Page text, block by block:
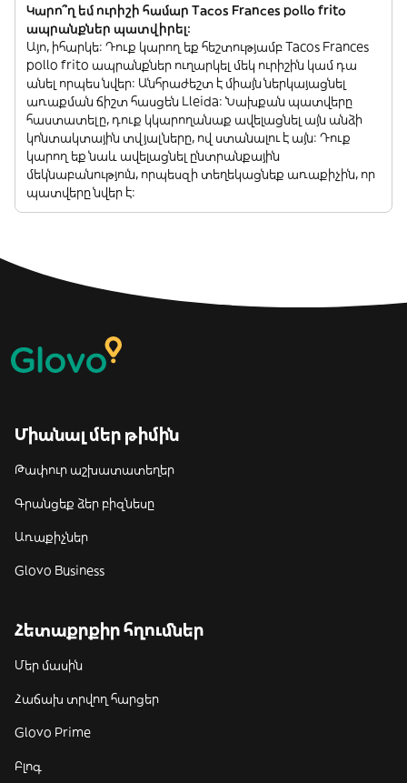
Կարո՞ղ եմ ուրիշի համար Tacos Frances pollo frito
ապրանքներ պատվիրել:
Այո, իհարկե: Դուք կարող եք հեշտությամբ Tacos Frances
pollo frito ապրանքներ ուղարկել մեկ ուրիշին կամ դա
անել որպես նվեր: Անհրաժեշտ է միայն ներկայացնել
առաքման ճիշտ հասցեն Lleida: Նախքան պատվերը
հաստատելը, դուք կկարողանաք ավելացնել այն անձի
կոնտակտային տվյալները, ով ստանալու է այն: Դուք
կարող եք նաև ավելացնել ընտրանքային
մեկնաբանություն, որպեսզի տեղեկացնեք առաքիչին, որ
պատվերը նվեր է:
Միանալ մեր թիմին
Թափուր աշխատատեղեր
Գրանցեք ձեր բիզնեսը
Առաքիչներ
Glovo Business
Հետաքրքիր հղումներ
Մեր մասին
Հաճախ տրվող հարցեր
Glovo Prime
Բլոգ